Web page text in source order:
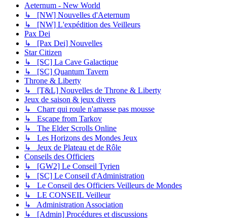
Aeternum - New World
↳ [NW] Nouvelles d'Aeternum
↳ [NW] L'expédition des Veilleurs
Pax Dei
↳ [Pax Dei] Nouvelles
Star Citizen
↳ [SC] La Cave Galactique
↳ [SC] Quantum Tavern
Throne & Liberty
↳ [T&L] Nouvelles de Throne & Liberty
Jeux de saison & jeux divers
↳ Charr qui roule n'amasse pas mousse
↳ Escape from Tarkov
↳ The Elder Scrolls Online
↳ Les Horizons des Mondes Jeux
↳ Jeux de Plateau et de Rôle
Conseils des Officiers
↳ [GW2] Le Conseil Tyrien
↳ [SC] Le Conseil d'Administration
↳ Le Conseil des Officiers Veilleurs de Mondes
↳ LE CONSEIL Veilleur
↳ Administration Association
↳ [Admin] Procédures et discussions